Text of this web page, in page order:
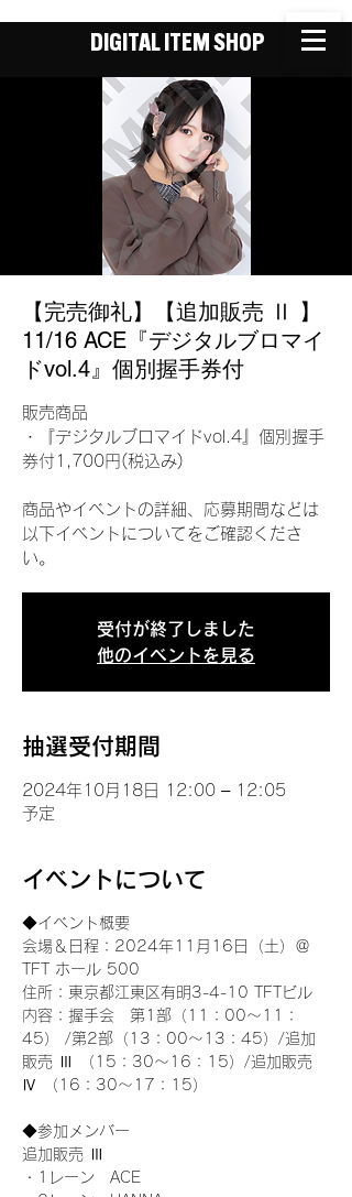
DIGITAL ITEM SHOP
【完売御礼】【追加販売 Ⅱ 】
11/16 ACE『デジタルブロマイ
ドvol.4』個別握手券付
販売商品
・『デジタルブロマイドvol.4』個別握手
券付1,700円(税込み)
商品やイベントの詳細、応募期間などは
以下イベントについてをご確認くださ
い。
受付が終了しました
他のイベントを見る
抽選受付期間
2024年10月18日 12:00 – 12:05
予定
イベントについて
◆イベント概要
会場＆日程：2024年11月16日（土）＠
TFT ホール 500
住所：東京都江東区有明3-4-10 TFTビル
内容：握手会　第1部（11：00～11：
45） /第2部（13：00～13：45）/追加
販売 Ⅲ （15：30～16：15）/追加販売
Ⅳ （16：30～17：15）
◆参加メンバー
追加販売 Ⅲ
・1レーン　ACE